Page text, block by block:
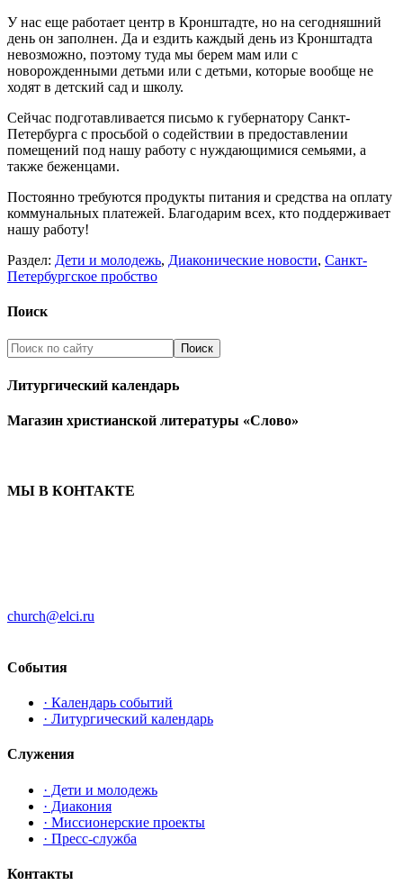
У нас еще работает центр в Кронштадте, но на сегодняшний
день он заполнен. Да и ездить каждый день из Кронштадта
невозможно, поэтому туда мы берем мам или с
новорожденными детьми или с детьми, которые вообще не
ходят в детский сад и школу.
Сейчас подготавливается письмо к губернатору Санкт-
Петербурга с просьбой о содействии в предоставлении
помещений под нашу работу с нуждающимися семьями, а
также беженцами.
Постоянно требуются продукты питания и средства на оплату
коммунальных платежей. Благодарим всех, кто поддерживает
нашу работу!
Раздел: Дети и молодежь, Диаконические новости, Санкт-
Петербургское пробство
Поиск
Литургический календарь
Магазин христианской литературы «Слово»
МЫ В КОНТАКТЕ
church@elci.ru
События
· Календарь событий
· Литургический календарь
Служения
· Дети и молодежь
· Диакония
· Миссионерские проекты
· Пресс-служба
Контакты